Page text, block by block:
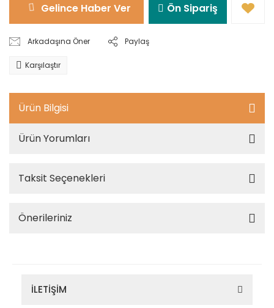
Gelince Haber Ver Ön Sipariş
Arkadaşına Öner Paylaş
Karşılaştır
Ürün Bilgisi
Ürün Yorumları
Taksit Seçenekleri
Önerileriniz
İLETİŞİM